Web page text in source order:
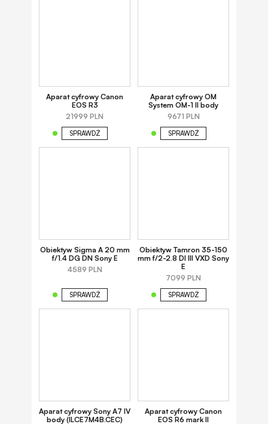
Aparat cyfrowy Canon
EOS R3
21999 PLN
SPRAWDŹ
Aparat cyfrowy OM
System OM-1 II body
9671 PLN
SPRAWDŹ
Obiektyw Sigma A 20 mm
f/1.4 DG DN Sony E
4589 PLN
SPRAWDŹ
Obiektyw Tamron 35-150
mm f/2-2.8 DI III VXD Sony
E
7099 PLN
SPRAWDŹ
Aparat cyfrowy Sony A7 IV
body (ILCE7M4B.CEC)
Aparat cyfrowy Canon
EOS R6 mark II